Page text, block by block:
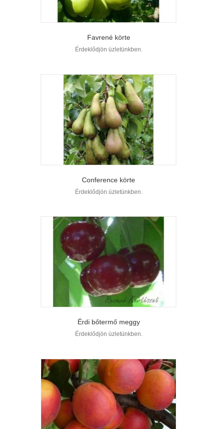
Favrené körte
Érdeklődjön üzletünkben.
Conference körte
Érdeklődjön üzletünkben.
Érdi bőtermő meggy
Érdeklődjön üzletünkben.